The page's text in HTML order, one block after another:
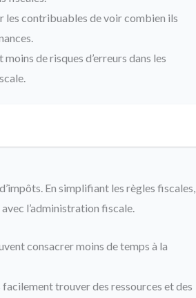
les contribuables de voir combien ils
de risques d’erreurs dans les
En simplifiant les règles fiscales,
l’administration fiscale.
consacrer moins de temps à la
trouver des ressources et des